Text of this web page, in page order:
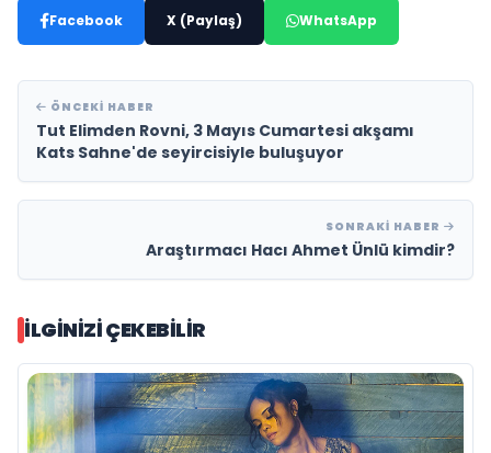
Facebook X (Paylaş) WhatsApp
ÖNCEKI HABER
Tut Elimden Rovni, 3 Mayıs Cumartesi akşamı
Kats Sahne'de seyircisiyle buluşuyor
SONRAKI HABER
Araştırmacı Hacı Ahmet Ünlü kimdir?
İLGINIZI ÇEKEBILIR